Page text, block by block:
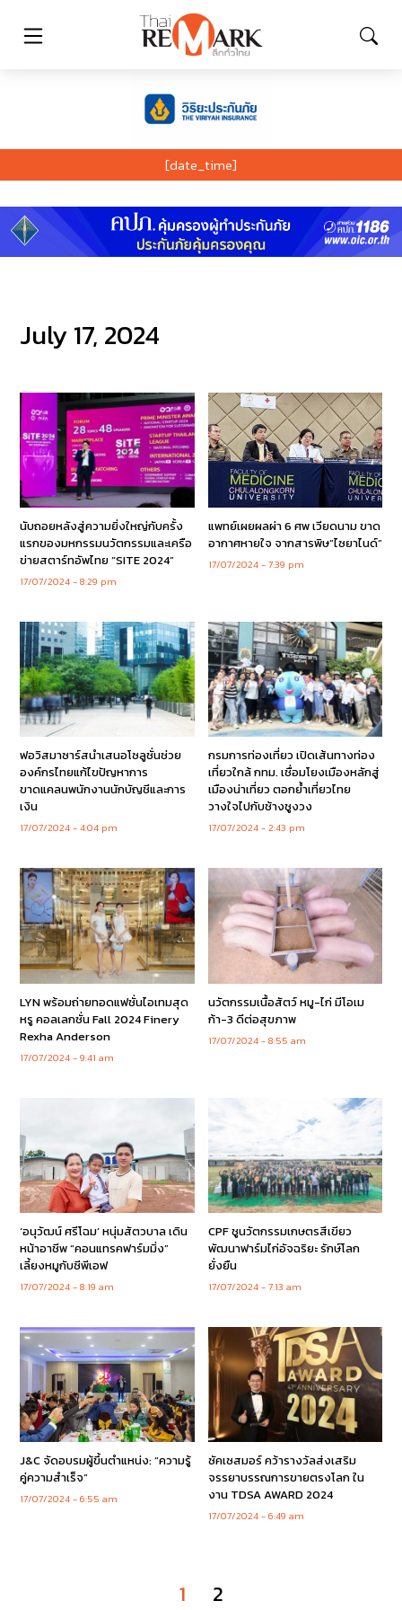
[date_time]
July 17, 2024
นับถอยหลังสู่ความยิ่งใหญ่กับครั้ง
แรกของมหกรรมนวัตกรรมและเครือ
ข่ายสตาร์ทอัพไทย “SITE 2024”
17/07/2024 8:29 pm
แพทย์เผยผลผ่า 6 ศพ เวียดนาม ขาด
อากาศหายใจ จากสารพิษ”ไซยาไนด์”
17/07/2024 7:39 pm
ฟอวิสมาซาร์สนำเสนอโซลูชั่นช่วย
องค์กรไทยแก้ไขปัญหาการ
ขาดแคลนพนักงานนักบัญชีและการ
เงิน
17/07/2024 4:04 pm
กรมการท่องเที่ยว เปิดเส้นทางท่อง
เที่ยวใกล้ กทม. เชื่อมโยงเมืองหลักสู่
เมืองน่าเที่ยว ตอกย้ำเที่ยวไทย
วางใจไปกับช้างชูงวง
17/07/2024 2:43 pm
LYN พร้อมถ่ายทอดแฟชั่นไอเทมสุด
หรู คอลเลกชั่น Fall 2024 Finery
Rexha Anderson
17/07/2024 9:41 am
นวัตกรรมเนื้อสัตว์ หมู-ไก่ มีโอเม
ก้า-3 ดีต่อสุขภาพ
17/07/2024 8:55 am
‘อนุวัฒน์ ศรีโฉม’ หนุ่มสัตวบาล เดิน
หน้าอาชีพ “คอนแทรคฟาร์มมิ่ง”
เลี้ยงหมูกับซีพีเอฟ
17/07/2024 8:19 am
CPF ชูนวัตกรรมเกษตรสีเขียว
พัฒนาฟาร์มไก่อัจฉริยะ รักษ์โลก
ยั่งยืน
17/07/2024 7:13 am
J&C จัดอบรมผู้ขึ้นตำแหน่ง: “ความรู้
คู่ความสำเร็จ”
17/07/2024 6:55 am
ซัคเซสมอร์ คว้ารางวัลส่งเสริม
จรรยาบรรณการขายตรงโลก ใน
งาน TDSA AWARD 2024
17/07/2024 6:49 am
1 2